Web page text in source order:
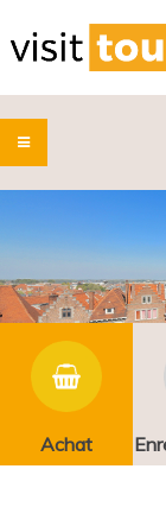
Achat